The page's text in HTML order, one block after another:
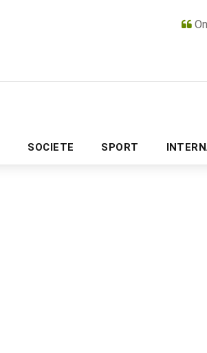
SOCIETE SPORTPUBLICITÉ